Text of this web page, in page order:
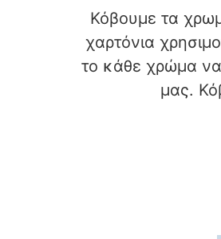
Κόβουμε τα
χαρτόνια
το κάθε χρώμα
μας.